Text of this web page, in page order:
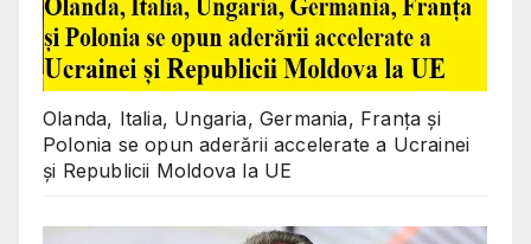
Olanda, Italia, Ungaria, Germania, Franța și
Polonia se opun aderării accelerate a Ucrainei
și Republicii Moldova la UE